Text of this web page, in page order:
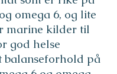
omega 6, og lite
marine kilder til
god helse
balanseforhold på